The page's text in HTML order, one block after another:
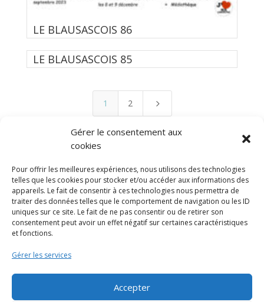
Gérer le consentement aux
cookies
Pour offrir les meilleures expériences, nous utilisons des technologies
telles que les cookies pour stocker et/ou accéder aux informations des
appareils. Le fait de consentir à ces technologies nous permettra de
traiter des données telles que le comportement de navigation ou les ID
uniques sur ce site. Le fait de ne pas consentir ou de retirer son
consentement peut avoir un effet négatif sur certaines caractéristiques
et fonctions.
Gérer les services
Accepter
LE BLAUSASCOIS 86
LE BLAUSASCOIS 85
1 2 5